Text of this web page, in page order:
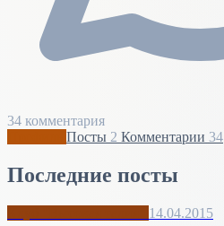
34 комментария
Посты 2 Комментарии 34
Последние посты
14.04.2015